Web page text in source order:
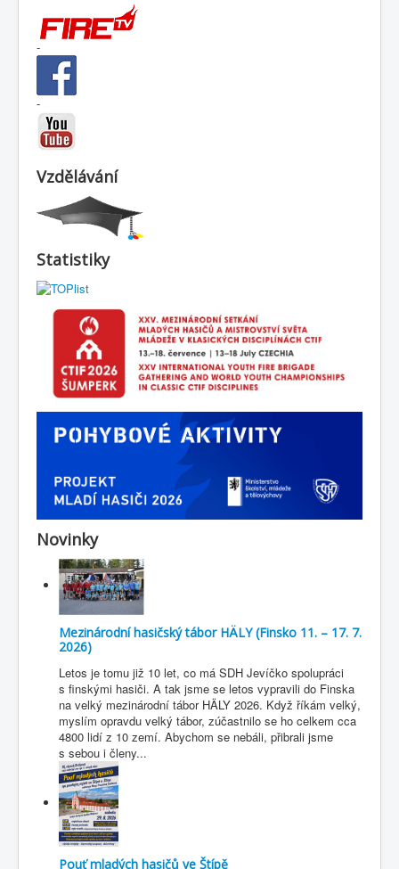
-
-
Vzdělávání
Statistiky
Novinky
Mezinárodní hasičský tábor HÄLY (Finsko 11. – 17. 7.
2026)
Letos je tomu již 10 let, co má SDH Jevíčko spolupráci
s finskými hasiči. A tak jsme se letos vypravili do Finska
na velký mezinárodní tábor HÄLY 2026. Když říkám velký,
myslím opravdu velký tábor, zúčastnilo se ho celkem cca
4800 lidí z 10 zemí. Abychom se nebáli, přibrali jsme
s sebou i členy...
Pouť mladých hasičů ve Štípě